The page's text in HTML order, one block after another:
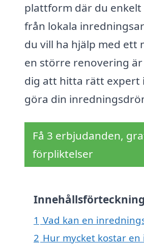
plattform där du
från lokala
du vill ha hjälp med ett
en större renovering
dig att hitta rätt expert
göra din
Få 3 erbjudanden,
förpliktelser
Innehållsförteckning
1 Vad kan en
2 Hur mycket kostar